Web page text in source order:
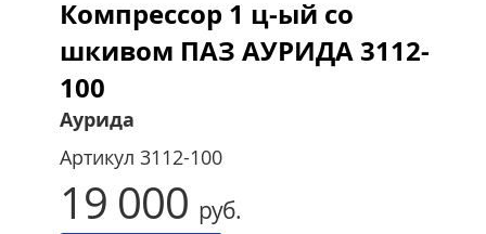
Компрессор 1 ц-ый со
шкивом ПАЗ АУРИДА 3112-
100
Аурида
Артикул 3112-100
19 000 руб.